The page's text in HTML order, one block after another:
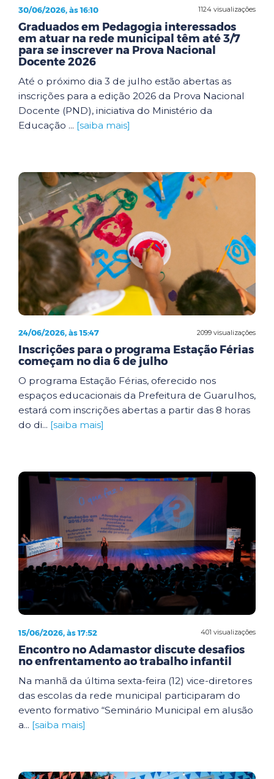
1124 visualizações
30/06/2026, às 16:10
Graduados em Pedagogia interessados
em atuar na rede municipal têm até 3/7
para se inscrever na Prova Nacional
Docente 2026
Até o próximo dia 3 de julho estão abertas as
inscrições para a edição 2026 da Prova Nacional
Docente (PND), iniciativa do Ministério da
Educação ... [saiba mais]
2099 visualizações
24/06/2026, às 15:47
Inscrições para o programa Estação Férias
começam no dia 6 de julho
O programa Estação Férias, oferecido nos
espaços educacionais da Prefeitura de Guarulhos,
estará com inscrições abertas a partir das 8 horas
do di... [saiba mais]
401 visualizações
15/06/2026, às 17:52
Encontro no Adamastor discute desafios
no enfrentamento ao trabalho infantil
Na manhã da última sexta-feira (12) vice-diretores
das escolas da rede municipal participaram do
evento formativo “Seminário Municipal em alusão
a... [saiba mais]